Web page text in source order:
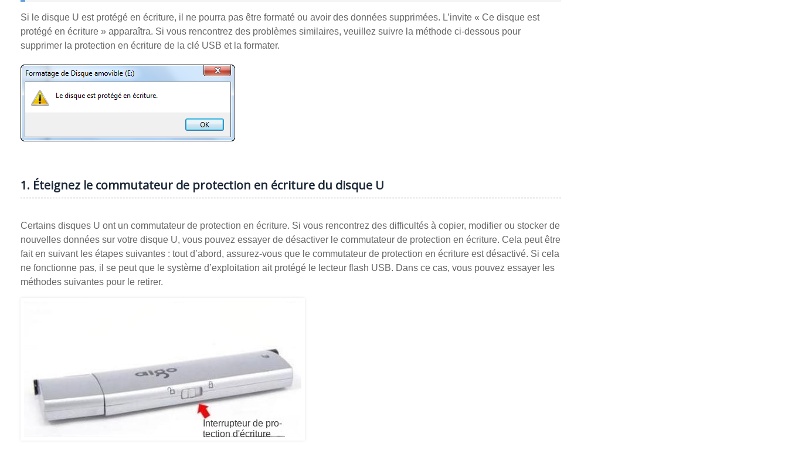
Si le disque U est protégé en écriture, il ne pourra pas être formaté ou avoir des données supprimées. L’invite « Ce disque est
protégé en écriture » apparaîtra. Si vous rencontrez des problèmes similaires, veuillez suivre la méthode ci-dessous pour
supprimer la protection en écriture de la clé USB et la formater.
1. Éteignez le commutateur de protection en écriture du disque U
Certains disques U ont un commutateur de protection en écriture. Si vous rencontrez des difficultés à copier, modifier ou stocker de
nouvelles données sur votre disque U, vous pouvez essayer de désactiver le commutateur de protection en écriture. Cela peut être
fait en suivant les étapes suivantes : tout d’abord, assurez-vous que le commutateur de protection en écriture est désactivé. Si cela
ne fonctionne pas, il se peut que le système d’exploitation ait protégé le lecteur flash USB. Dans ce cas, vous pouvez essayer les
méthodes suivantes pour le retirer.